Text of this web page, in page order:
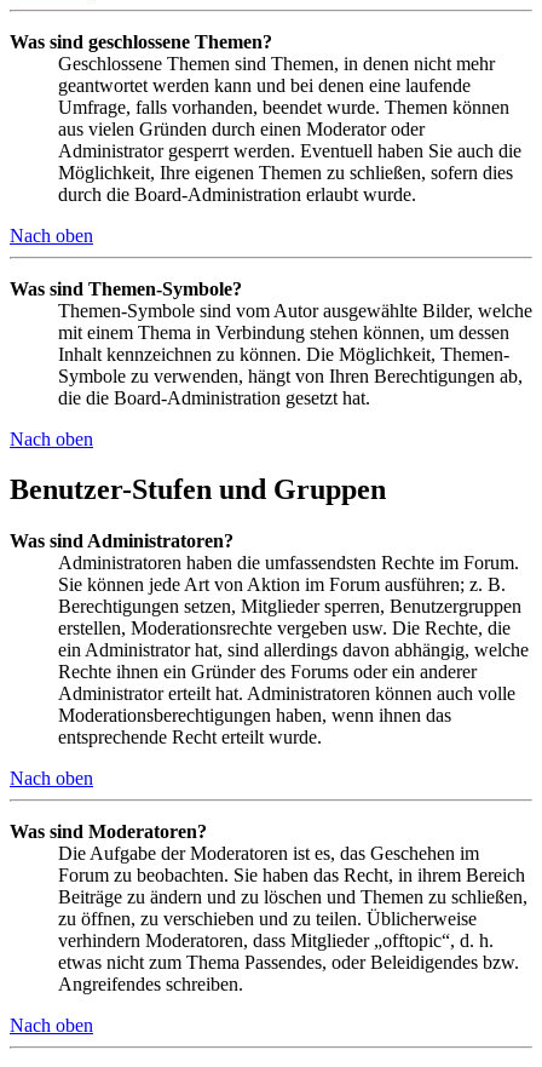
Was sind geschlossene Themen?
Geschlossene Themen sind Themen, in denen nicht mehr
geantwortet werden kann und bei denen eine laufende
Umfrage, falls vorhanden, beendet wurde. Themen können
aus vielen Gründen durch einen Moderator oder
Administrator gesperrt werden. Eventuell haben Sie auch die
Möglichkeit, Ihre eigenen Themen zu schließen, sofern dies
durch die Board-Administration erlaubt wurde.
Nach oben
Was sind Themen-Symbole?
Themen-Symbole sind vom Autor ausgewählte Bilder, welche
mit einem Thema in Verbindung stehen können, um dessen
Inhalt kennzeichnen zu können. Die Möglichkeit, Themen-
Symbole zu verwenden, hängt von Ihren Berechtigungen ab,
die die Board-Administration gesetzt hat.
Nach oben
Benutzer-Stufen und Gruppen
Was sind Administratoren?
Administratoren haben die umfassendsten Rechte im Forum.
Sie können jede Art von Aktion im Forum ausführen; z. B.
Berechtigungen setzen, Mitglieder sperren, Benutzergruppen
erstellen, Moderationsrechte vergeben usw. Die Rechte, die
ein Administrator hat, sind allerdings davon abhängig, welche
Rechte ihnen ein Gründer des Forums oder ein anderer
Administrator erteilt hat. Administratoren können auch volle
Moderationsberechtigungen haben, wenn ihnen das
entsprechende Recht erteilt wurde.
Nach oben
Was sind Moderatoren?
Die Aufgabe der Moderatoren ist es, das Geschehen im
Forum zu beobachten. Sie haben das Recht, in ihrem Bereich
Beiträge zu ändern und zu löschen und Themen zu schließen,
zu öffnen, zu verschieben und zu teilen. Üblicherweise
verhindern Moderatoren, dass Mitglieder „offtopic“, d. h.
etwas nicht zum Thema Passendes, oder Beleidigendes bzw.
Angreifendes schreiben.
Nach oben